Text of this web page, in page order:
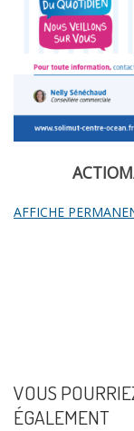
AFFICHE
VOUS
ÉGALEMENT